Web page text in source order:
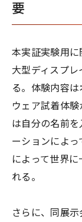
要
本実証実験用に
大型ディスプ
る。体験内容
ウェア試着体
は自分の名前
ーションによ
によって世界
れる。
さらに、同展